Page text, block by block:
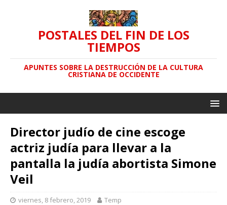
POSTALES DEL FIN DE LOS
TIEMPOS
APUNTES SOBRE LA DESTRUCCIÓN DE LA CULTURA
CRISTIANA DE OCCIDENTE
Director judío de cine escoge
actriz judía para llevar a la
pantalla la judía abortista Simone
Veil
viernes, 8 febrero, 2019 Temp